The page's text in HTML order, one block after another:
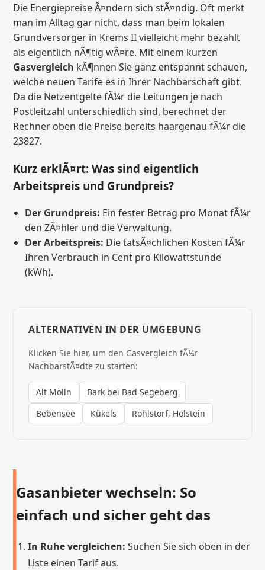
Die Energiepreise Ã¤ndern sich stÃ¤ndig. Oft merkt
man im Alltag gar nicht, dass man beim lokalen
Grundversorger in Krems II vielleicht mehr bezahlt
als eigentlich nÃ¶tig wÃ¤re. Mit einem kurzen
Gasvergleich kÃ¶nnen Sie ganz entspannt schauen,
welche neuen Tarife es in Ihrer Nachbarschaft gibt.
Da die Netzentgelte fÃ¼r die Leitungen je nach
Postleitzahl unterschiedlich sind, berechnet der
Rechner oben die Preise bereits haargenau fÃ¼r die
23827.
Kurz erklÃ¤rt: Was sind eigentlich
Arbeitspreis und Grundpreis?
Der Grundpreis: Ein fester Betrag pro Monat fÃ¼r
den ZÃ¤hler und die Verwaltung.
Der Arbeitspreis: Die tatsÃ¤chlichen Kosten fÃ¼r
Ihren Verbrauch in Cent pro Kilowattstunde
(kWh).
ALTERNATIVEN IN DER UMGEBUNG
Klicken Sie hier, um den Gasvergleich fÃ¼r
NachbarstÃ¤dte zu starten:
Alt Mölln
Bark bei Bad Segeberg
Bebensee
Kükels Rohlstorf, Holstein
Gasanbieter wechseln: So
einfach und sicher geht das
In Ruhe vergleichen: Suchen Sie sich oben in der
Liste einen Tarif aus.